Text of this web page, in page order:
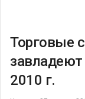
Торговые
2010 г.